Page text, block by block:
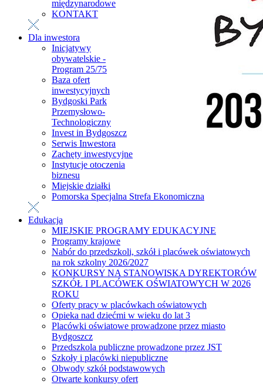
międzynarodowe
KONTAKT
Dla inwestora
Inicjatywy
obywatelskie -
Program 25/75
Baza ofert
inwestycyjnych
Bydgoski Park
Przemysłowo-
Technologiczny
Invest in Bydgoszcz
Serwis Inwestora
Zachęty inwestycyjne
Instytucje otoczenia
biznesu
Miejskie działki
Pomorska Specjalna Strefa Ekonomiczna
Edukacja
MIEJSKIE PROGRAMY EDUKACYJNE
Programy krajowe
Nabór do przedszkoli, szkół i placówek oświatowych
na rok szkolny 2026/2027
KONKURSY NA STANOWISKA DYREKTORÓW
SZKÓŁ I PLACÓWEK OŚWIATOWYCH W 2026
ROKU
Oferty pracy w placówkach oświatowych
Opieka nad dziećmi w wieku do lat 3
Placówki oświatowe prowadzone przez miasto
Bydgoszcz
Przedszkola publiczne prowadzone przez JST
Szkoły i placówki niepubliczne
Obwody szkół podstawowych
Otwarte konkursy ofert